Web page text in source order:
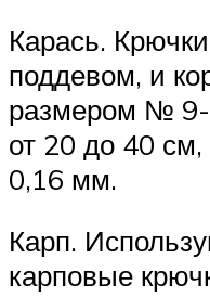
Карась.
поддевом, и
размером № 9-
от 20 до 40
0,16 мм.
Карп.
карповые